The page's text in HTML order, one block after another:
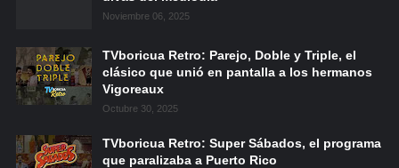
Noviembre 06, 2025
TVboricua Retro: Parejo, Doble y Triple, el
clásico que unió en pantalla a los hermanos
Vigoreaux
Octubre 30, 2025
TVboricua Retro: Super Sábados, el programa
que paralizaba a Puerto Rico